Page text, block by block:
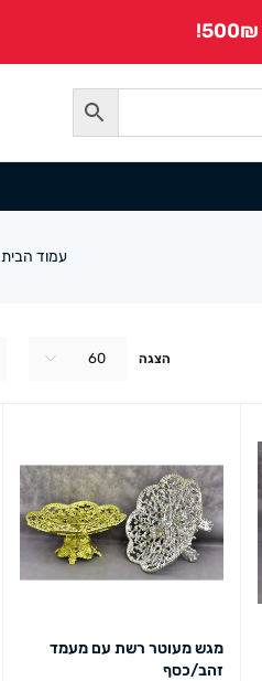
עמוד הבית
הצגה 60
מגש מעוטר רשת עם מעמד
זהב/כסף